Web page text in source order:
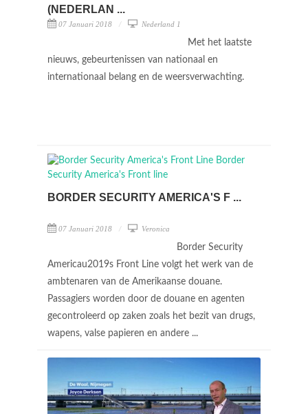
(NEDERLAN ...
07 Januari 2018 Nederland 1
Met het laatste
nieuws, gebeurtenissen van nationaal en
internationaal belang en de weersverwachting.
BORDER SECURITY AMERICA'S F ...
07 Januari 2018 Veronica
Border Security
Americau2019s Front Line volgt het werk van de
ambtenaren van de Amerikaanse douane.
Passagiers worden door de douane en agenten
gecontroleerd op zaken zoals het bezit van drugs,
wapens, valse papieren en andere ...